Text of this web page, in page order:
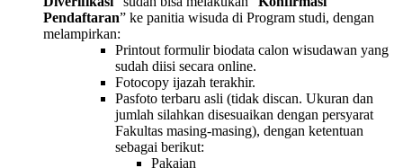
Pendaftaran” ke panitia wisuda di Program studi, dengan
melampirkan:
Printout formulir biodata calon wisudawan yang
sudah diisi secara online.
Fotocopy ijazah terakhir.
Pasfoto terbaru asli (tidak discan. Ukuran dan
jumlah silahkan disesuaikan dengan persyarat
Fakultas masing-masing), dengan ketentuan
sebagai berikut:
Pakaian